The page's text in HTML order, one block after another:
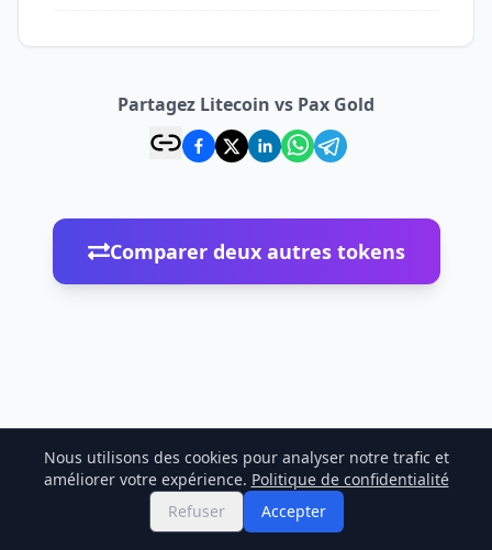
Partagez Litecoin vs Pax Gold
Comparer deux autres tokens
Nous utilisons des cookies pour analyser notre trafic et
améliorer votre expérience. Politique de confidentialité
Refuser
Accepter